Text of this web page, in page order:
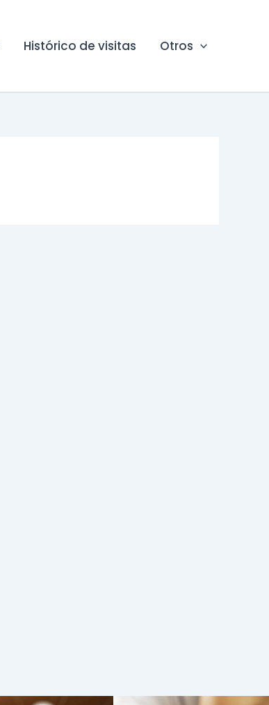
Histórico de visitas Otros